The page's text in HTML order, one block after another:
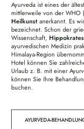
Ayurveda ist eines der
mittlerweile von der WHO
Heilkunstanerkannt. Es
bezeichnet. Schon der
Wissenschaft,
ayurvedischen Medizin
Himalaya-Region
Hotel können Sie
Urlaub z. B. mit einer
können Sie Ihre
buchen.
AYURVEDA-